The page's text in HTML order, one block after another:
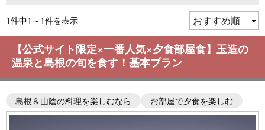
1件中1～1件を表示
【公式サイト限定×一番人気×夕食部屋食】玉造の
温泉と島根の旬を食す！基本プラン
島根＆山陰の料理を楽しむなら お部屋で夕食を楽しむ